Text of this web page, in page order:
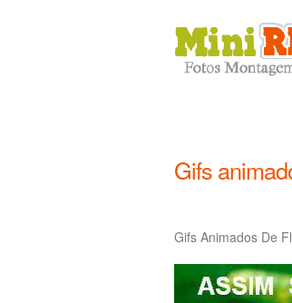
Gifs
Gifs Animados De